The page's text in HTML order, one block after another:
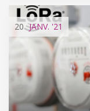
20 JANV. '21